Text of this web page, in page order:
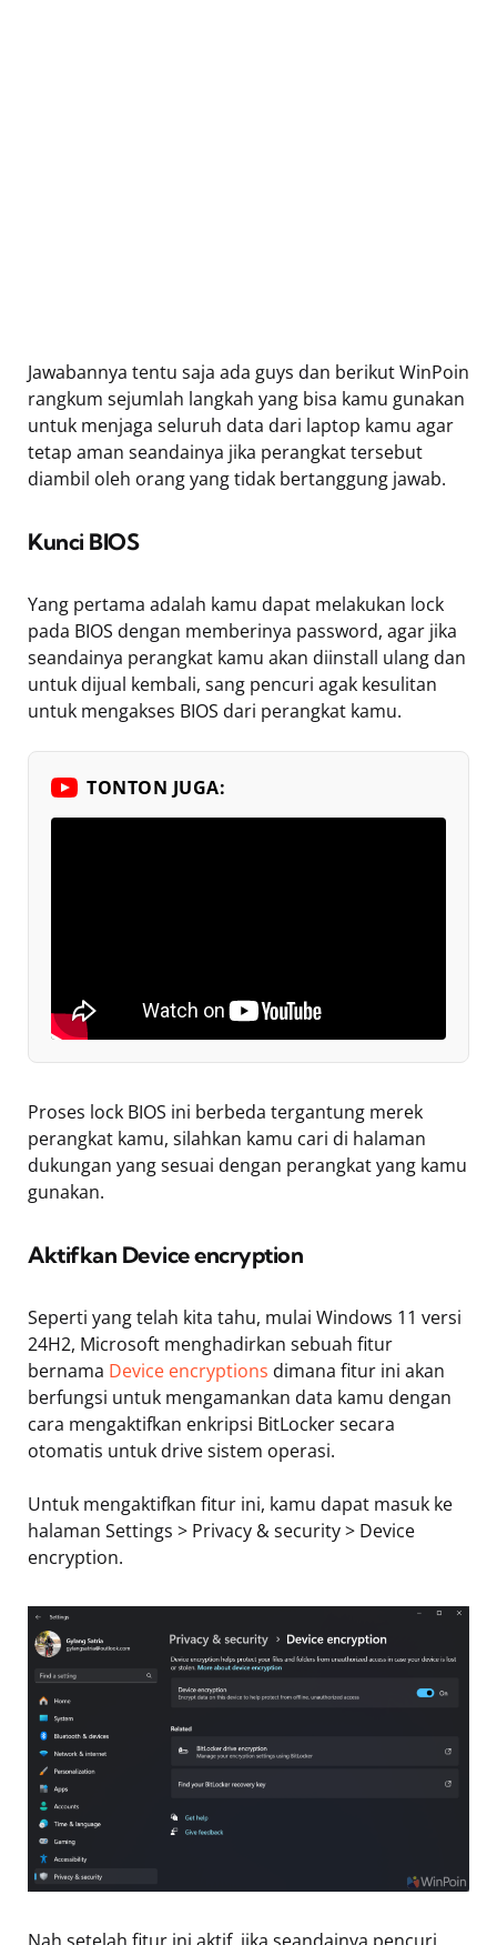
Jawabannya tentu saja ada guys dan berikut WinPoin
rangkum sejumlah langkah yang bisa kamu gunakan
untuk menjaga seluruh data dari laptop kamu agar
tetap aman seandainya jika perangkat tersebut
diambil oleh orang yang tidak bertanggung jawab.
Kunci BIOS
Yang pertama adalah kamu dapat melakukan lock
pada BIOS dengan memberinya password, agar jika
seandainya perangkat kamu akan diinstall ulang dan
untuk dijual kembali, sang pencuri agak kesulitan
untuk mengakses BIOS dari perangkat kamu.
TONTON JUGA:
Proses lock BIOS ini berbeda tergantung merek
perangkat kamu, silahkan kamu cari di halaman
dukungan yang sesuai dengan perangkat yang kamu
gunakan.
Aktifkan Device encryption
Seperti yang telah kita tahu, mulai Windows 11 versi
24H2, Microsoft menghadirkan sebuah fitur
bernama Device encryptions dimana fitur ini akan
berfungsi untuk mengamankan data kamu dengan
cara mengaktifkan enkripsi BitLocker secara
otomatis untuk drive sistem operasi.
Untuk mengaktifkan fitur ini, kamu dapat masuk ke
halaman Settings > Privacy & security > Device
encryption.